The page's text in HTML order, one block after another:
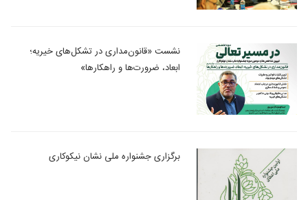
نشست «قانون‌مداری در تشکل‌های خیریه؛
ابعاد، ضرورت‌ها و راهکارها»
برگزاری جشنواره ملی نشان نیکوکاری